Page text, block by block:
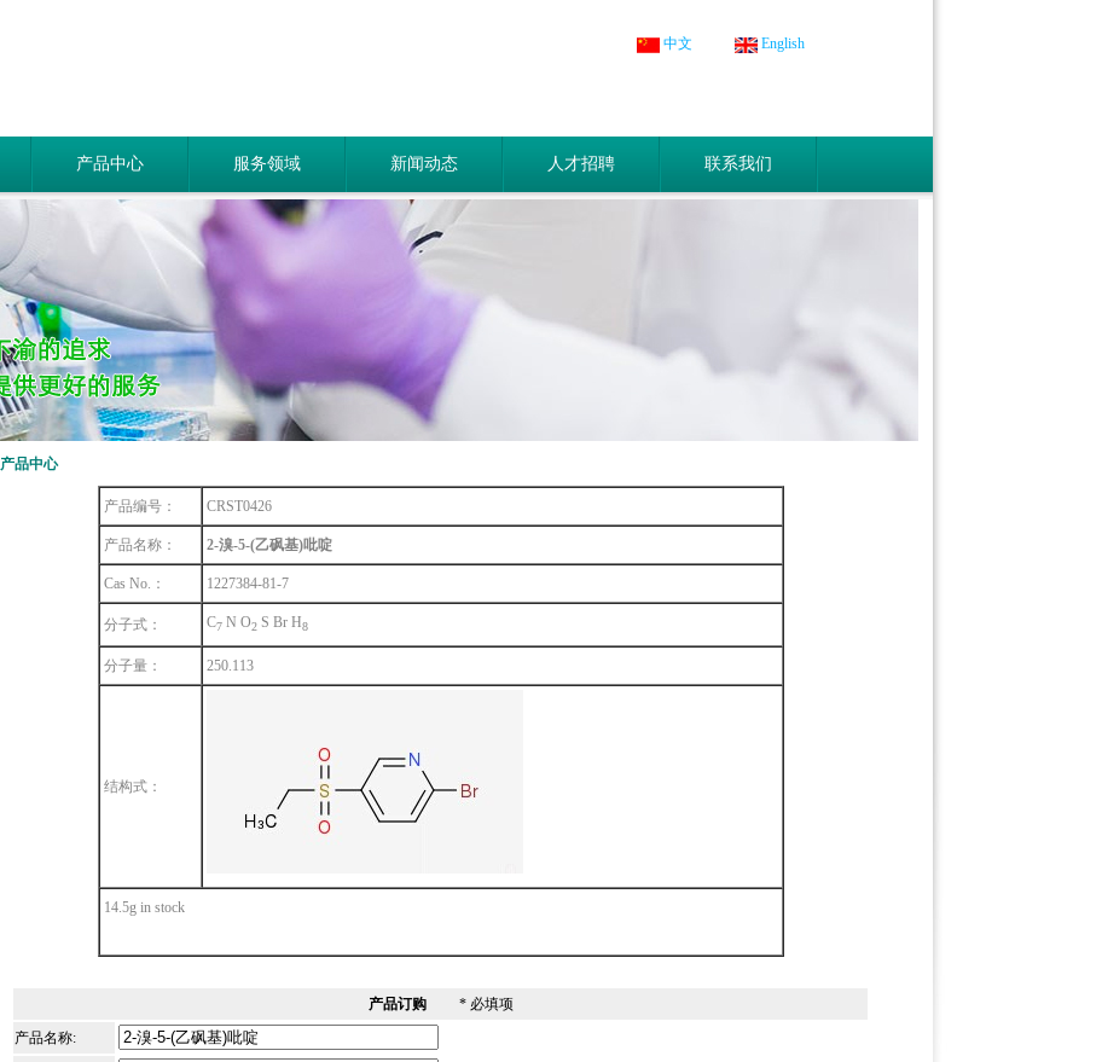
中文 English
产品中心 服务领域 新闻动态 人才招聘 联系我们
产品中心
产品编号： CRST0426
产品名称： 2-溴-5-(乙砜基)吡啶
Cas No.： 1227384-81-7
分子式： C7N O2S Br H8
分子量： 250.113
结构式：
14.5g in stock
产品订购* 必填项
产品名称: